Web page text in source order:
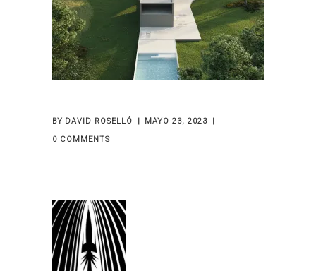
BY DAVID ROSELLÓ
MAYO 23, 2023
0 COMMENTS